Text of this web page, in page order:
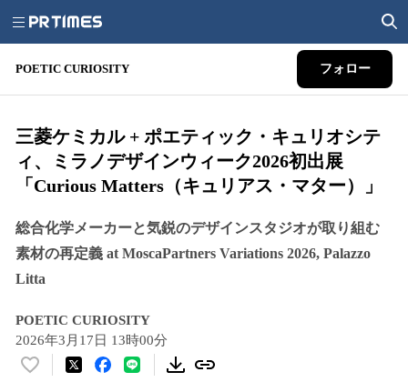
POETIC CURIOSITY フォロー
三菱ケミカル + ポエティック・キュリオシテ
ィ、ミラノデザインウィーク2026初出展
「Curious Matters（キュリアス・マター）」
総合化学メーカーと気鋭のデザインスタジオが取り組む
素材の再定義 at MoscaPartners Variations 2026, Palazzo
Litta
POETIC CURIOSITY
2026年3月17日 13時00分
い